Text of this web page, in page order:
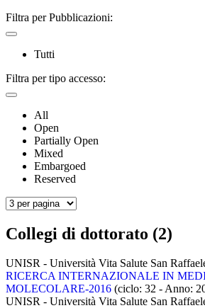
Filtra per Pubblicazioni:
Tutti
Filtra per tipo accesso:
All
Open
Partially Open
Mixed
Embargoed
Reserved
Collegi di dottorato (2)
UNISR - Università Vita Salute San
RICERCA INTERNAZIONALE IN
MOLECOLARE-2016 (ciclo: 32 - Anno:
UNISR - Università Vita Salute San